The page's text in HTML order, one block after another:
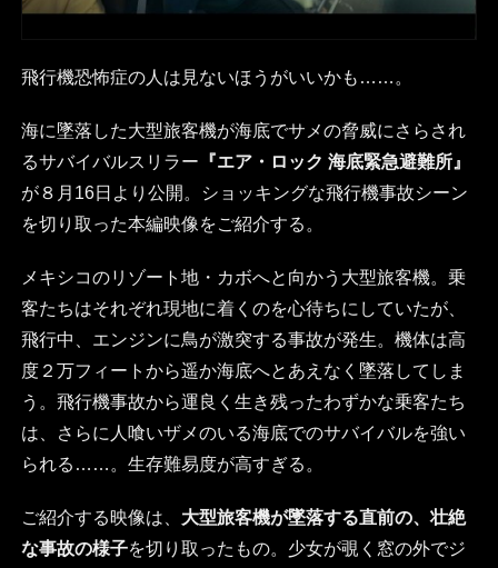
飛行機恐怖症の人は見ないほうがいいかも……。
海に墜落した大型旅客機が海底でサメの脅威にさらされ
るサバイバルスリラー 『エア・ロック 海底緊急避難所』
が８月16日より公開。ショッキングな飛行機事故シーン
を切り取った本編映像をご紹介する。
メキシコのリゾート地・カボへと向かう大型旅客機。乗
客たちはそれぞれ現地に着くのを心待ちにしていたが、
飛行中、エンジンに鳥が激突する事故が発生。機体は高
度２万フィートから遥か海底へとあえなく墜落してしま
う。飛行機事故から運良く生き残ったわずかな乗客たち
は、さらに人喰いザメのいる海底でのサバイバルを強い
られる……。生存難易度が高すぎる。
ご紹介する映像は、 大型旅客機が墜落する直前の、壮絶
な事故の様子を切り取ったもの。少女が覗く窓の外でジ